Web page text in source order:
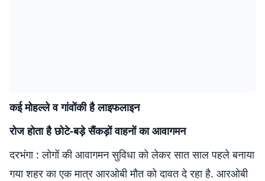
कई मोहल्ले व गांवोंकी है लाइफलाइन
रोज होता है छोटे-बड़े सैंकड़ों वाहनों का आवागमन
दरभंगा : लोगों की आवागमन सुविधा को लेकर सात साल पहले बनाया
गया शहर का एक मात्र आरओबी मौत को दावत दे रहा है. आरओबी